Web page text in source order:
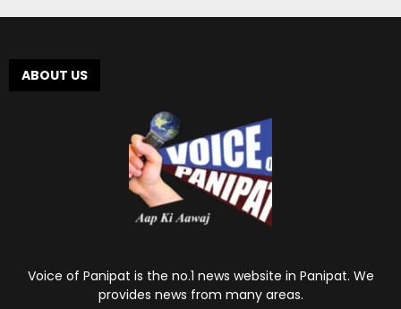
ABOUT US
Voice of Panipat is the no.1 news website in Panipat. We
provides news from many areas.